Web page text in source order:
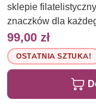
sklepie
znaczków dla
99,00 zł
OSTATNIA SZTUKA!